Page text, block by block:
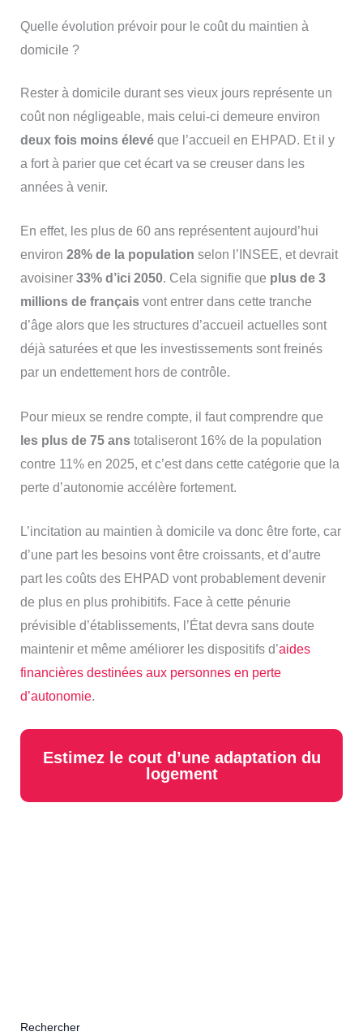
Quelle évolution prévoir pour le coût du maintien à
domicile ?
Rester à domicile durant ses vieux jours représente un
coût non négligeable, mais celui-ci demeure environ
deux fois moins élevéque l’accueil en EHPAD. Et il y
a fort à parier que cet écart va se creuser dans les
années à venir.
En effet, les plus de 60 ans représentent aujourd’hui
environ 28% de la population selon l’INSEE, et devrait
avoisiner 33% d’ici 2050. Cela signifie que plus de 3
millions de françaisvont entrer dans cette tranche
d’âge alors que les structures d’accueil actuelles sont
déjà saturées et que les investissements sont freinés
par un endettement hors de contrôle.
Pour mieux se rendre compte, il faut comprendre que
les plus de 75 anstotaliseront 16% de la population
contre 11% en 2025, et c’est dans cette catégorie que la
perte d’autonomie accélère fortement.
L’incitation au maintien à domicile va donc être forte, car
d’une part les besoins vont être croissants, et d’autre
part les coûts des EHPAD vont probablement devenir
de plus en plus prohibitifs. Face à cette pénurie
prévisible d’établissements, l’État devra sans doute
maintenir et même améliorer les dispositifs d’aides
financières destinées aux personnes en perte
d’autonomie.
Estimez le cout d’une adaptation du
logement
Rechercher